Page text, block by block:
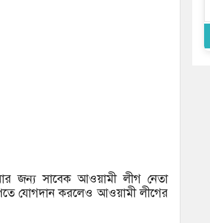
জন্য সাবেক আওয়ামী লীগ নেতা
যোগদান করলেও আওয়ামী লীগের